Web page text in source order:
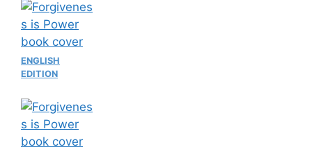
ENGLISH
EDITION